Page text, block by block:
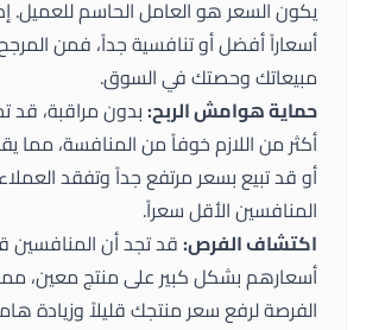
يكون السعر هو العامل الحاسم للعميل.
أسعاراً أفضل أو تنافسية جداً، فمن
مبيعاتك وحصتك في السوق.
حماية هوامش الربح:بدون مراقبة،
أكثر من اللازم خوفاً من المنافسة، مما
أو قد تبيع بسعر مرتفع جداً وتفقد
المنافسين الأقل سعراً.
اكتشاف الفرص:قد تجد أن المنافسين
أسعارهم بشكل كبير على منتج معين،
الفرصة لرفع سعر منتجك قليلاً وزيادة